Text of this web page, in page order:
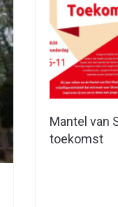
Mantel van
toekomst